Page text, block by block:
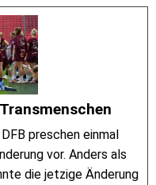
preschen einmal
vor. Anders als
die jetzige Änderung